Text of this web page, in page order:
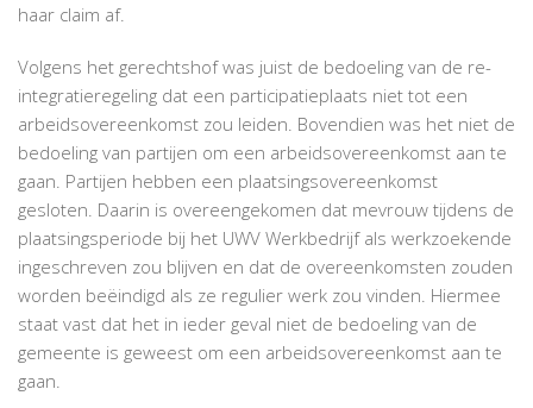
haar claim af.
Volgens het gerechtshof was juist de bedoeling van de re-
integratieregeling dat een participatieplaats niet tot een
arbeidsovereenkomst zou leiden. Bovendien was het niet de
bedoeling van partijen om een arbeidsovereenkomst aan te
gaan. Partijen hebben een plaatsingsovereenkomst
gesloten. Daarin is overeengekomen dat mevrouw tijdens de
plaatsingsperiode bij het UWV Werkbedrijf als werkzoekende
ingeschreven zou blijven en dat de overeenkomsten zouden
worden beëindigd als ze regulier werk zou vinden. Hiermee
staat vast dat het in ieder geval niet de bedoeling van de
gemeente is geweest om een arbeidsovereenkomst aan te
gaan.